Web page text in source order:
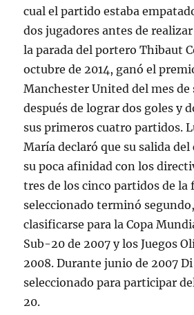
cual el partido estaba
dos jugadores antes de
la parada del portero Thibaut
octubre de 2014, ganó el
Manchester United del mes de
después de lograr dos goles y
sus primeros cuatro partidos.
María declaró que su salida del
su poca afinidad con los
tres de los cinco partidos de la
seleccionado terminó
clasificarse para la Copa
Sub-20 de 2007 y los Juegos
2008. Durante junio de 2007
seleccionado para participar
20.